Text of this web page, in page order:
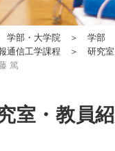
学部・大学院＞ 学部
通信工学課程 ＞ 研究
篤
室・教員